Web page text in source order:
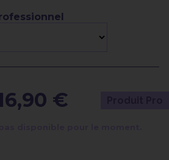
des cheveux blancs.
Ionène G et Incel, cette formule
santé.
€